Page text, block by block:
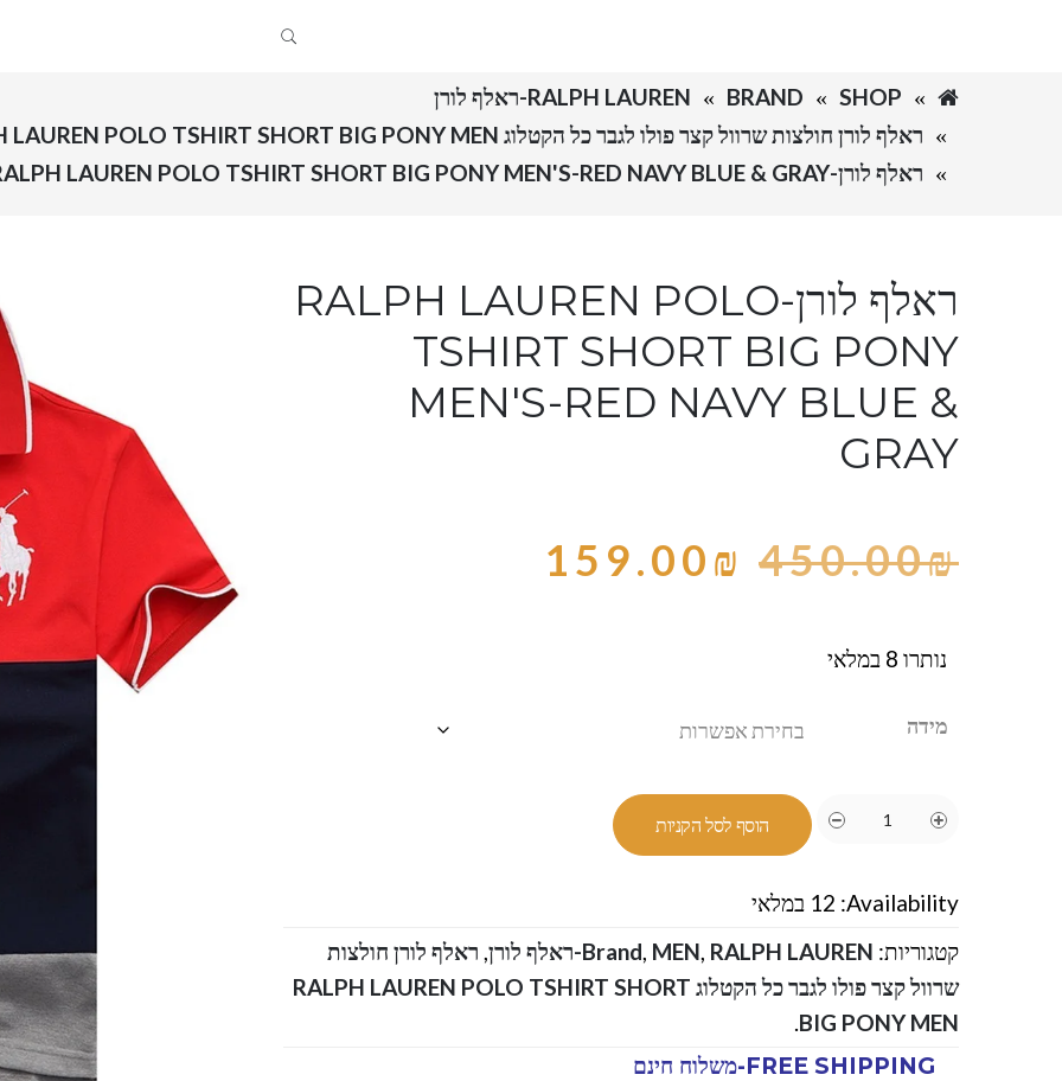
SHOP
BRAND
RALPH LAUREN-ראלף לורן
ראלף לורן חולצות שרוול קצר פולו לגבר כל הקטלוג RALPH LAUREN POLO TSHIRT SHORT BIG PONY MEN
ראלף לורן-RALPH LAUREN POLO TSHIRT SHORT BIG PONY MEN'S-RED NAVY BLUE & GRAY
ראלף לורן-RALPH LAUREN POLO
TSHIRT SHORT BIG PONY
MEN'S-RED NAVY BLUE &
GRAY
450.00₪
159.00₪
נותרו 8 במלאי
מידה
הוסף לסל הקניות
Availability: 12 במלאי
קטגוריות:
Brand, MEN, RALPH LAUREN-ראלף לורן , ראלף לורן חולצות
שרוול קצר פולו לגבר כל הקטלוג RALPH LAUREN POLO TSHIRT SHORT
BIG PONY MEN
.
FREE SHIPPING-משלוח חינם